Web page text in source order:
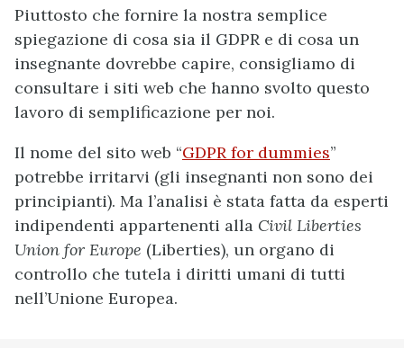
Piuttosto che fornire la nostra semplice
spiegazione di cosa sia il GDPR e di cosa un
insegnante dovrebbe capire, consigliamo di
consultare i siti web che hanno svolto questo
lavoro di semplificazione per noi.
Il nome del sito web “GDPR for dummies”
potrebbe irritarvi (gli insegnanti non sono dei
principianti). Ma l’analisi è stata fatta da esperti
indipendenti appartenenti alla Civil Liberties
Union for Europe (Liberties), un organo di
controllo che tutela i diritti umani di tutti
nell’Unione Europea.